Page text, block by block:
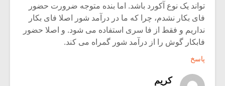
تواند یک نوع آکورد باشد. اما بنده متوجه ضرورت حضور
فای بکار نشدم، چرا که ما در درآمد شور اصلا فای بکار
نداریم و فقط از فا سری استفاده می شود. و اصلا حضور
فابکار گوش را از درآمد شور گمراه می کند.
پاسخ
کریم